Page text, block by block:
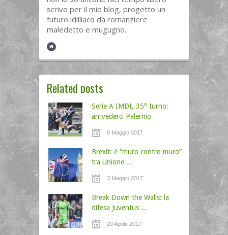
scrivo per il mio blog, progetto un
futuro idilliaco da romanziere
maledetto e mugugno.
Related posts
Serie A IMDI, 35° turno:
arrivederci Palermo
8 Maggio 2017
Brexit: è “muro contro muro”
tra Unione ...
3 Maggio 2017
Break Down the Walls: la
difesa Juventus ...
20 Aprile 2017